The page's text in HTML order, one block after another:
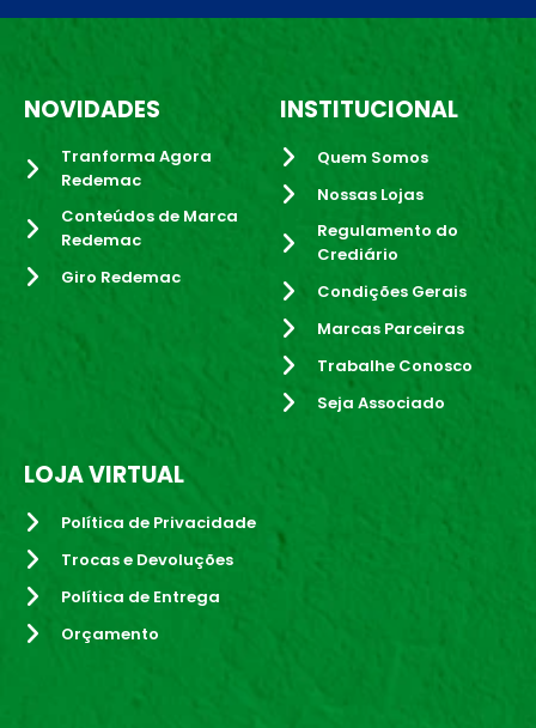
NOVIDADES
Tranforma Agora
Redemac
Conteúdos de Marca
Redemac
Giro Redemac
INSTITUCIONAL
Quem Somos
Nossas Lojas
Regulamento do
Crediário
Condições Gerais
Marcas Parceiras
Trabalhe Conosco
Seja Associado
LOJA VIRTUAL
Política de Privacidade
Trocas e Devoluções
Política de Entrega
Orçamento